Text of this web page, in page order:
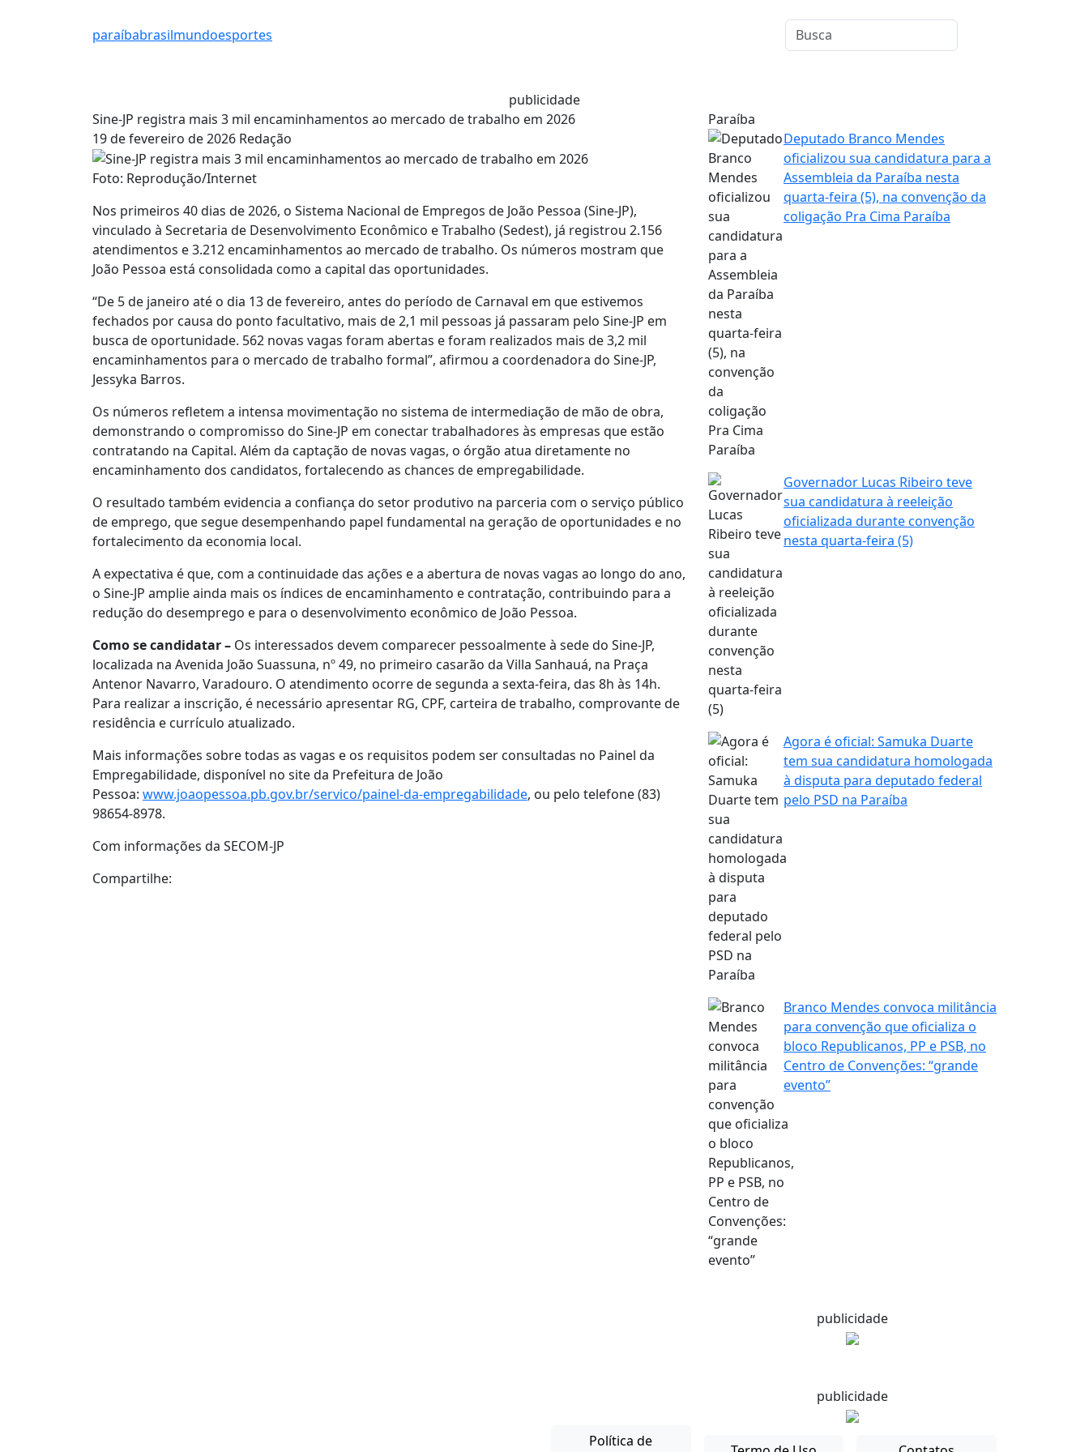
paraíbabrasilmundoesportes
publicidade
Sine-JP registra mais 3 mil encaminhamentos ao mercado de trabalho em 2026
19 de fevereiro de 2026 Redação
Foto: Reprodução/Internet
Nos primeiros 40 dias de 2026, o Sistema Nacional de Empregos de João Pessoa (Sine-JP),
vinculado à Secretaria de Desenvolvimento Econômico e Trabalho (Sedest), já registrou 2.156
atendimentos e 3.212 encaminhamentos ao mercado de trabalho. Os números mostram que
João Pessoa está consolidada como a capital das oportunidades.
“De 5 de janeiro até o dia 13 de fevereiro, antes do período de Carnaval em que estivemos
fechados por causa do ponto facultativo, mais de 2,1 mil pessoas já passaram pelo Sine-JP em
busca de oportunidade. 562 novas vagas foram abertas e foram realizados mais de 3,2 mil
encaminhamentos para o mercado de trabalho formal”, afirmou a coordenadora do Sine-JP,
Jessyka Barros.
Os números refletem a intensa movimentação no sistema de intermediação de mão de obra,
demonstrando o compromisso do Sine-JP em conectar trabalhadores às empresas que estão
contratando na Capital. Além da captação de novas vagas, o órgão atua diretamente no
encaminhamento dos candidatos, fortalecendo as chances de empregabilidade.
O resultado também evidencia a confiança do setor produtivo na parceria com o serviço público
de emprego, que segue desempenhando papel fundamental na geração de oportunidades e no
fortalecimento da economia local.
A expectativa é que, com a continuidade das ações e a abertura de novas vagas ao longo do ano,
o Sine-JP amplie ainda mais os índices de encaminhamento e contratação, contribuindo para a
redução do desemprego e para o desenvolvimento econômico de João Pessoa.
Como se candidatar – Os interessados devem comparecer pessoalmente à sede do Sine-JP,
localizada na Avenida João Suassuna, nº 49, no primeiro casarão da Villa Sanhauá, na Praça
Antenor Navarro, Varadouro. O atendimento ocorre de segunda a sexta-feira, das 8h às 14h.
Para realizar a inscrição, é necessário apresentar RG, CPF, carteira de trabalho, comprovante de
residência e currículo atualizado.
Mais informações sobre todas as vagas e os requisitos podem ser consultadas no Painel da
Empregabilidade, disponível no site da Prefeitura de João
Pessoa: www.joaopessoa.pb.gov.br/servico/painel-da-empregabilidade, ou pelo telefone (83)
98654-8978.
Com informações da SECOM-JP
Compartilhe:
Paraíba
Deputado Branco Mendes
oficializou sua candidatura para a
Assembleia da Paraíba nesta
quarta-feira (5), na convenção da
coligação Pra Cima Paraíba
Governador Lucas Ribeiro teve
sua candidatura à reeleição
oficializada durante convenção
nesta quarta-feira (5)
Agora é oficial: Samuka Duarte
tem sua candidatura homologada
à disputa para deputado federal
pelo PSD na Paraíba
Branco Mendes convoca militância
para convenção que oficializa o
bloco Republicanos, PP e PSB, no
Centro de Convenções: “grande
evento”
publicidade
publicidade
Política de